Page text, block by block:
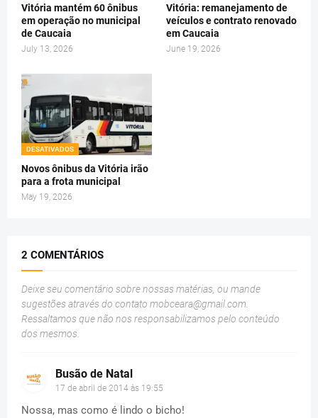
Vitória mantém 60 ônibus
em operação no municipal
de Caucaia
July 13, 2026
Vitória: remanejamento de
veículos e contrato renovado
em Caucaia
June 19, 2026
DESATIVADOS
Novos ônibus da Vitória irão
para a frota municipal
May 19, 2026
2 COMENTÁRIOS
Deixe seu comentário sobre nossas matérias, ou mande
sugestões através do contato mobceara@gmail.com
Ressaltamos que não nos responsabilizamos pelo conteúdo
dos mesmos.
Busão de Natal
17 de abril de 2014 às 19:55
Nossa, mas como é lindo o bicho!